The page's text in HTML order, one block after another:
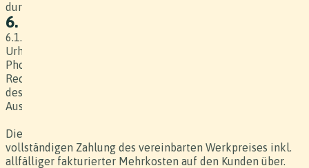
durch den Kunden zu tragen.
6. Rechte am Werk
6.1. Der Produzent erwirbt bei den durch ihn beigezogenen
Urhebern (Regisseur, Drehbuchautor, Director of
Photography) und Leistungsschutzberechtigten sämtliche
Rechte, welche für die vertraglich vereinbarte Verwendung
des Werkes durch den Kunden notwendig sind.
Ausgenommen sind die unter Ziff. 6.2 genannten Rechte.
Die Rechte gehen im vereinbarten Umfang mit der
vollständigen Zahlung des vereinbarten Werkpreises inkl.
allfälliger fakturierter Mehrkosten auf den Kunden über.